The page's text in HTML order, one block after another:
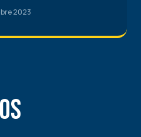
2023